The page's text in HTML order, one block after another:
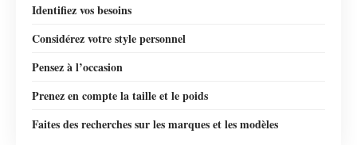
Identifiez vos besoins
Considérez votre style personnel
Pensez à l’occasion
Prenez en compte la taille et le poids
Faites des recherches sur les marques et les modèles